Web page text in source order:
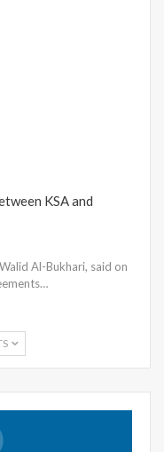
KSA and
Al-Bukhari, said on